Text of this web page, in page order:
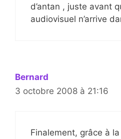
d’antan , juste avant
audiovisuel n’arrive
Bernard
3 octobre 2008 à 21:16
Finalement, grâce à